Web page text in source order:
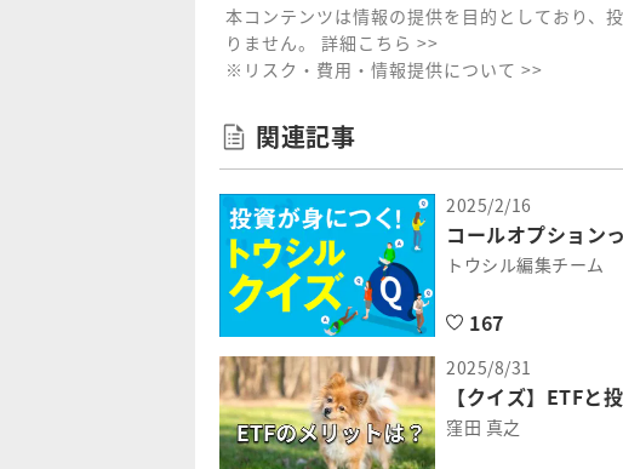
本コンテンツは情報の提供を目的としており、
りません。 詳細こちら >>
※リスク・費用・情報提供について >>
関連記事
2025/2/16
コールオプション
トウシル編集チーム
167
2025/8/31
【クイズ】ETFと
窪田 真之